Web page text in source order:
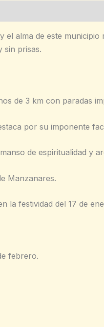
alma de este municipio
sin prisas.
de 3 km con paradas
por su imponente
de espiritualidad y
Manzanares.
la festividad del 17 de
febrero.